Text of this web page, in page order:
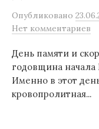
Опубликовано
Нет комментариев
День памяти и
годовщина
Именно в этот
кровопролитная...